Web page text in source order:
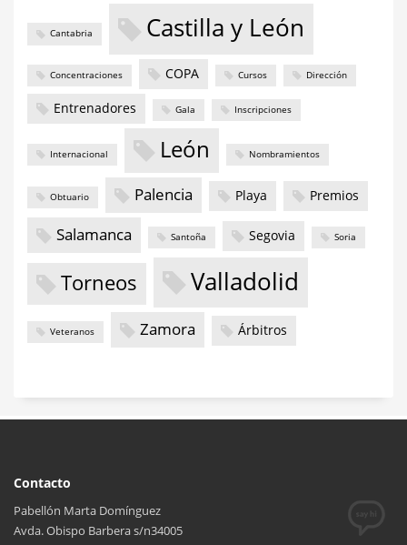
Cantabria Castilla y León
Concentraciones COPA Cursos Dirección
Entrenadores Gala Inscripciones
Internacional León Nombramientos
Obtuario Palencia Playa Premios
Salamanca Santoña Segovia Soria
Torneos Valladolid
Veteranos Zamora Árbitros
Contacto
Pabellón Marta Domínguez
Avda. Obispo Barbera s/n34005